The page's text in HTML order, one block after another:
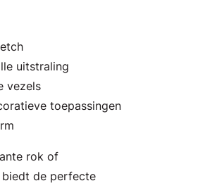
uitstraling
vezels
toepassingen
rok of
de perfecte